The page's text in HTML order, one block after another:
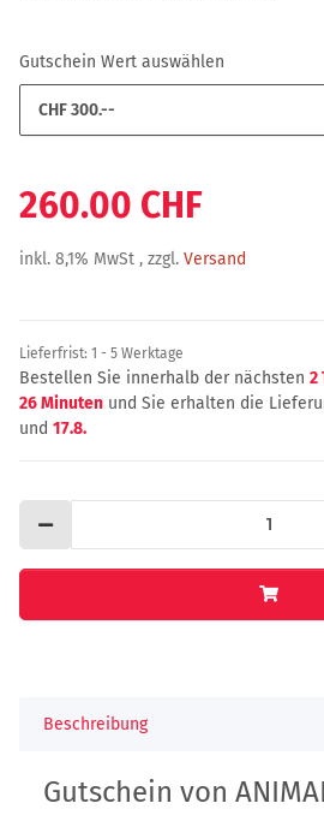
Gutschein Wert auswählen
CHF 300.--
260.00 CHF
inkl. 8,1% MwSt , zzgl. Versand
Lieferfrist: 1 - 5 Werktage
Bestellen Sie innerhalb der nächsten 2
26 Minuten und Sie erhalten die
und 17.8.
Beschreibung
Gutschein von